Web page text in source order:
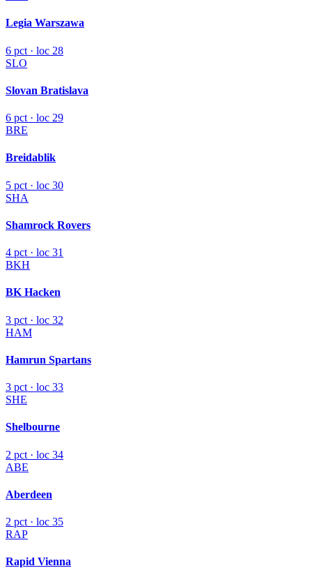
Legia Warszawa
6 pct · loc 28
SLO
Slovan Bratislava
6 pct · loc 29
BRE
Breidablik
5 pct · loc 30
SHA
Shamrock Rovers
4 pct · loc 31
BKH
BK Hacken
3 pct · loc 32
HAM
Hamrun Spartans
3 pct · loc 33
SHE
Shelbourne
2 pct · loc 34
ABE
Aberdeen
2 pct · loc 35
RAP
Rapid Vienna